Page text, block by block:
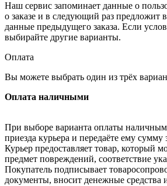
Наш сервис запоминает данные о
о заказе и в следующий раз предложит
данные предыдущего заказа. Если
выбирайте другие варианты.
Оплата
Вы можете выбрать один из трёх
Оплата наличными
При выборе варианта оплаты
приезда курьера и передаёте ему сумму
Курьер предоставляет товар, который
предмет повреждений, соответствие
Покупатель подписывает
документы, вносит денежные средства